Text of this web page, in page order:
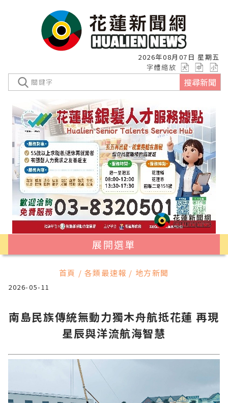
2026年08月07日 星期五
字體縮放
搜尋新聞
展開選單
首頁 / 各類最速報 / 地方新聞
2026-05-11
南島民族傳統無動力獨木舟航抵花蓮 再現
星辰與洋流航海智慧